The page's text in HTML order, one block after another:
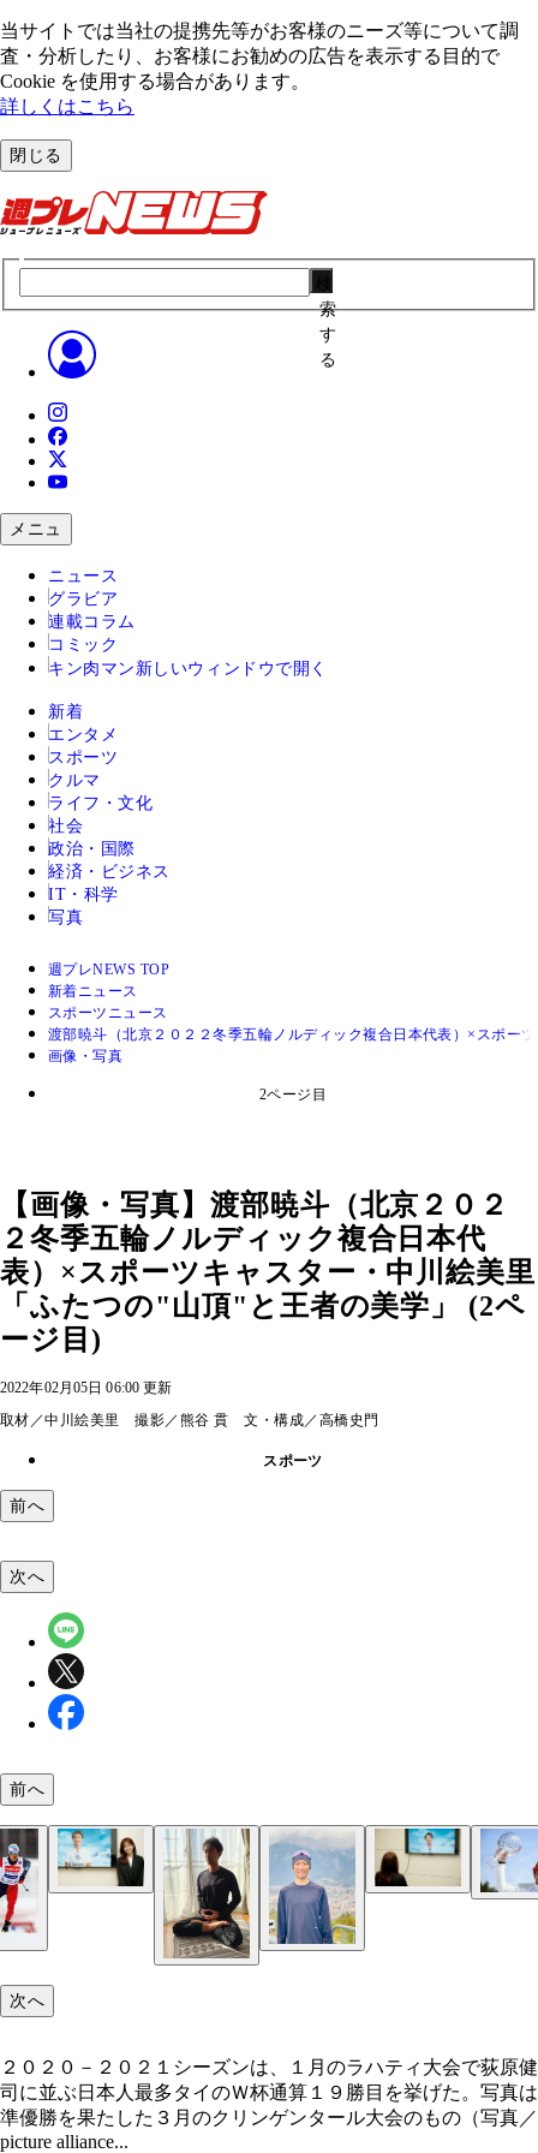
当サイトでは当社の提携先等がお客様のニーズ等について調
査・分析したり、お客様にお勧めの広告を表⽰する⽬的で
Cookie を使⽤する場合があります。
詳しくはこちら
閉じる
索
す
る
メニュ
ニュース
グラビア
連載コラム
コミック
キン肉マン 新しいウィンドウで開く
新着
エンタメ
スポーツ
クルマ
ライフ・文化
社会
政治・国際
経済・ビジネス
IT・科学
写真
週プレNEWS TOP
新着ニュース
スポーツニュース
渡部暁斗（北京２０２２冬季五輪ノルディック複合日本代表）×スポー
画像・写真
2ページ目
【画像・写真】渡部暁斗（北京２０２
２冬季五輪ノルディック複合日本代
表）×スポーツキャスター・中川絵美里
「ふたつの"山頂"と王者の美学」 (2ペ
ージ目)
2022年02月05日 06:00 更新
取材／中川絵美里 撮影／熊谷 貫 文・構成／高橋史門
スポーツ
前へ
２０１７～２０１８年シーズンに悲願のＷ杯総合
えるのか、いやというほど考えた」
次へ
前へ
次へ
２０２０－２０２１シーズンは、１月のラハティ大会で荻原健
司に並ぶ日本人最多タイのＷ杯通算１９勝目を挙げた。写真は
準優勝を果たした３月のクリンゲンタール大会のもの（写真／
picture alliance...